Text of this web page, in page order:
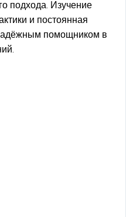
подхода. Изучение
и постоянная
помощником в